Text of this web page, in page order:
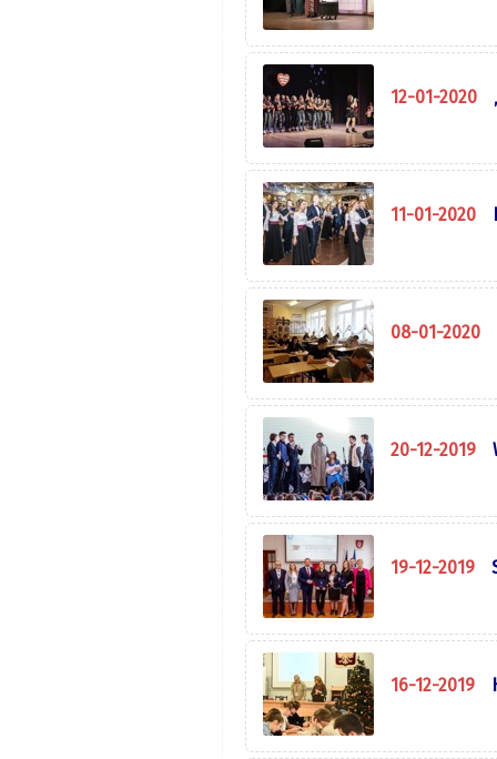
12-01-2020
11-01-2020
08-01-2020
20-12-2019
19-12-2019
16-12-2019